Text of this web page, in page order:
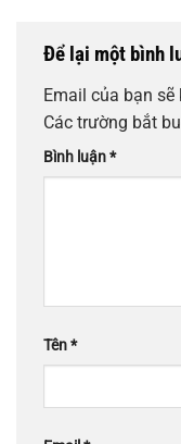
Để lại một bình
Email của bạn
Các trường bắt
Bình luận*
Tên*